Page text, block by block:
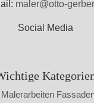
maler@otto-
Social Media